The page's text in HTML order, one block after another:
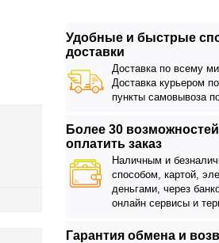
Удобные и быстрые
доставки
Доставка по всему
Доставка курьером
пункты самовывоза
Более 30 возможностей
оплатить заказ
Наличным и
способом, картой,
деньгами, через
онлайн сервисы и
Гарантия обмена и